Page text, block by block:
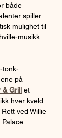
både
spiller
mulighet til
musikk.
tonk-
på
& Grill et
hver kveld
ved Willie